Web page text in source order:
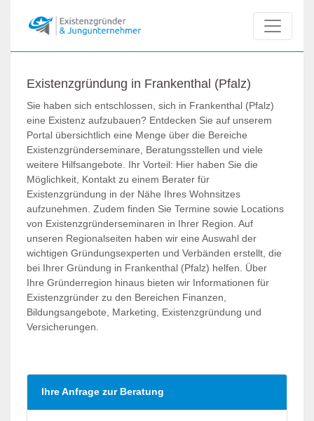
Existenzgründung in Frankenthal (Pfalz)
Sie haben sich entschlossen, sich in Frankenthal (Pfalz)
eine Existenz aufzubauen? Entdecken Sie auf unserem
Portal übersichtlich eine Menge über die Bereiche
Existenzgründerseminare, Beratungsstellen und viele
weitere Hilfsangebote. Ihr Vorteil: Hier haben Sie die
Möglichkeit, Kontakt zu einem Berater für
Existenzgründung in der Nähe Ihres Wohnsitzes
aufzunehmen. Zudem finden Sie Termine sowie Locations
von Existenzgründerseminaren in Ihrer Region. Auf
unseren Regionalseiten haben wir eine Auswahl der
wichtigen Gründungsexperten und Verbänden erstellt, die
bei Ihrer Gründung in Frankenthal (Pfalz) helfen. Über
Ihre Gründerregion hinaus bieten wir Informationen für
Existenzgründer zu den Bereichen Finanzen,
Bildungsangebote, Marketing, Existenzgründung und
Versicherungen.
Ihre Anfrage zur Beratung